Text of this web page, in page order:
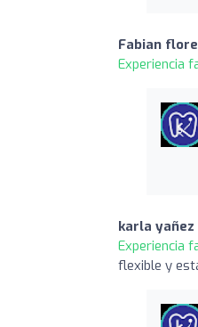
Fabian
Experiencia
karla yañez
Experiencia
flexible y